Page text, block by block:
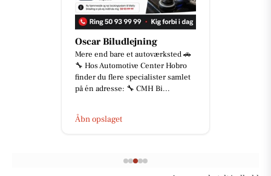
Oscar Biludlejning
Mere end bare et autoværksted 🚗
🔧 Hos Automotive Center Hobro
finder du flere specialister samlet
på én adresse: 🔧 CMH Bi...
Åbn opslaget